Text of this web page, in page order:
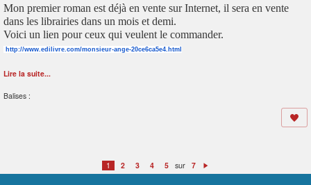
Mon premier roman est déjà en vente sur Internet, il sera en vente
dans les librairies dans un mois et demi.
Voici un lien pour ceux qui veulent le commander.
http://www.edilivre.com/monsieur-ange-20ce6ca5e4.html
Lire la suite...
Balises :
1 2 3 4 5 sur 7
Suivant